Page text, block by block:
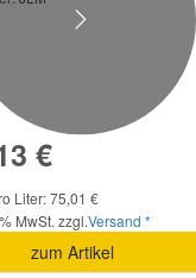
€
Liter: 75,01 €
MwSt. zzgl.Versand *
zum Artikel
Next